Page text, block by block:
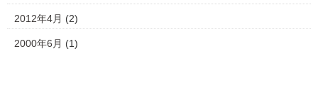
2012年4月 (2)
2000年6月 (1)